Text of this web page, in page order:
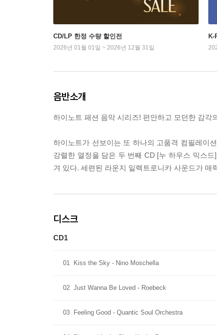
CD/LP 한정 수량 할인전
2026년 01월 01일 ~ 2026년 12월 31일
K-
음반소개
하이노트 패션 음악 시리즈! 편안하고 모던한 감각
하이노트가 선보이는 또 하나의 고품격 컴필레이
강렬한 열정을 담은 두 번째 CD [누 하우스 믹스
겨 있다. 세련된 라운지 일렉트로니카 사운드가 매
디스크
CD1
01 Kiss the Sky - Nino Moschella
02 Just Wanna Be Loved - Roebeck
03 Feeling Good - Quantic Soul Orchestra